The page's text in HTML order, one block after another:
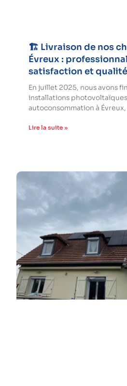
🏗️ Livraison de nos
Évreux :
satisfaction et
En juillet 2025, nous avons
installations
autoconsommation à
Lire la suite »